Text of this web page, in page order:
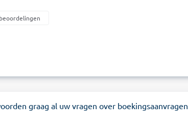
graag al uw vragen over boekingsaanvragen